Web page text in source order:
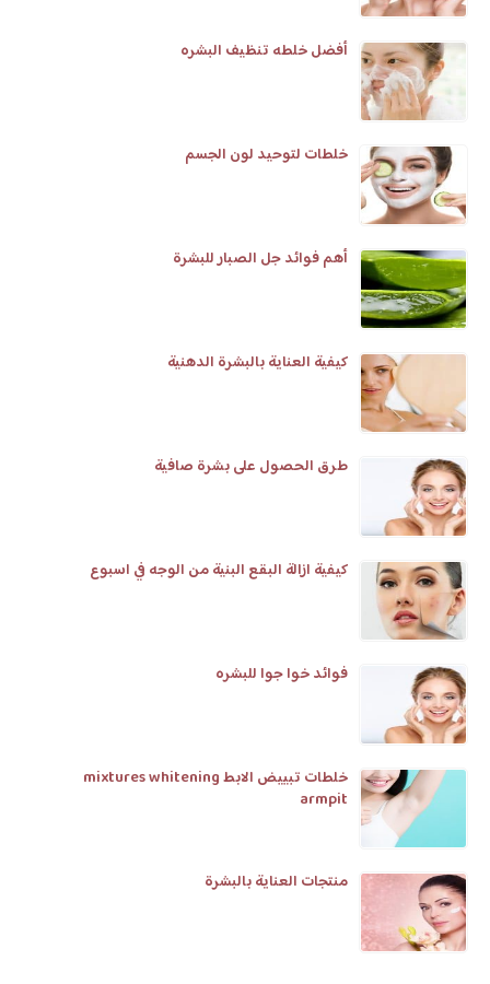
أفضل خلطه تنظيف البشره
خلطات لتوحيد لون الجسم
أهم فوائد جل الصبار للبشرة
كيفية العناية بالبشرة الدهنية
طرق الحصول على بشرة صافية
كيفية ازالة البقع البنية من الوجه في اسبوع
فوائد خوا جوا للبشره
خلطات تبييض الابط mixtures whitening
armpit
منتجات العناية بالبشرة